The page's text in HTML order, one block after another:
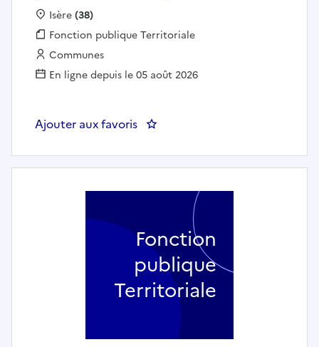
Localisation :
Isère(38)
Fonction publique :
Fonction publique Territoriale
Employeur :
Communes
En ligne depuis le 05 août 2026
Ajouter aux favoris : Agent d'accueil - MAIRIE DE
Fonction
publique
Territoriale